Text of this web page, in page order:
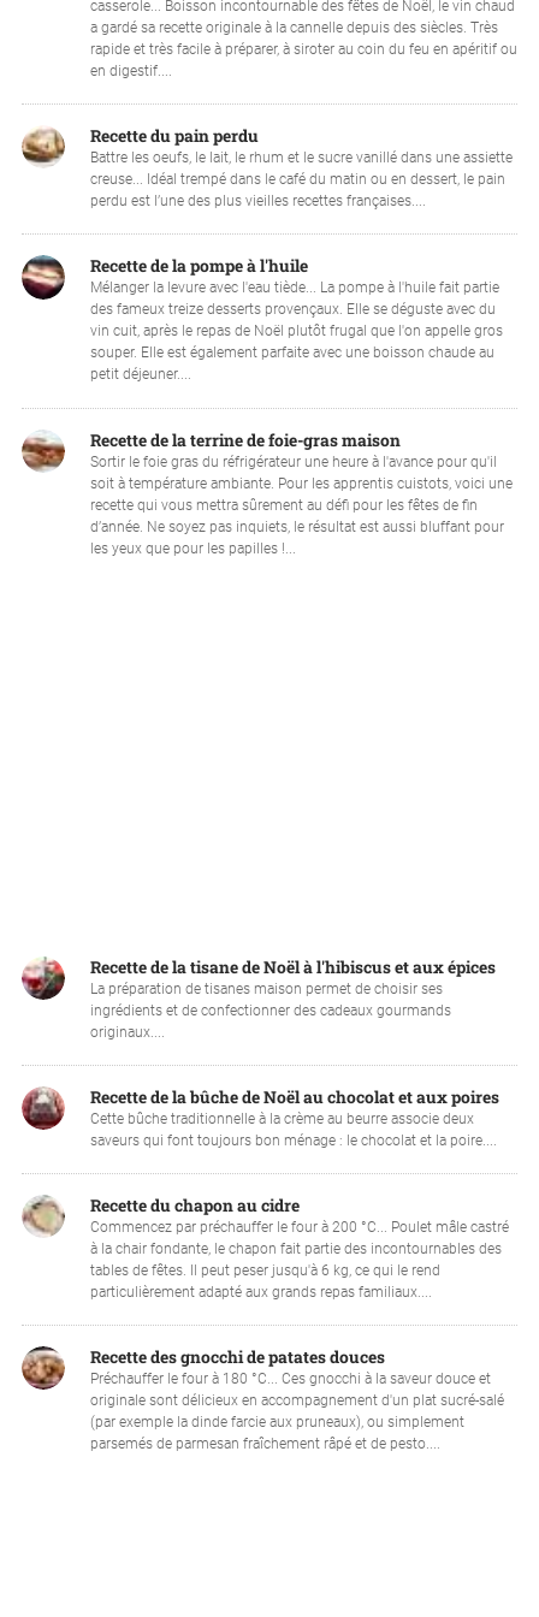
casserole... Boisson incontournable des fêtes de Noël, le vin chaud
a gardé sa recette originale à la cannelle depuis des siècles. Très
rapide et très facile à préparer, à siroter au coin du feu en apéritif ou
en digestif....
Recette du pain perdu
Battre les oeufs, le lait, le rhum et le sucre vanillé dans une assiette
creuse... Idéal trempé dans le café du matin ou en dessert, le pain
perdu est l’une des plus vieilles recettes françaises....
Recette de la pompe à l'huile
Mélanger la levure avec l'eau tiède... La pompe à l'huile fait partie
des fameux treize desserts provençaux. Elle se déguste avec du
vin cuit, après le repas de Noël plutôt frugal que l'on appelle gros
souper. Elle est également parfaite avec une boisson chaude au
petit déjeuner....
Recette de la terrine de foie-gras maison
Sortir le foie gras du réfrigérateur une heure à l'avance pour qu'il
soit à température ambiante. Pour les apprentis cuistots, voici une
recette qui vous mettra sûrement au défi pour les fêtes de fin
d’année. Ne soyez pas inquiets, le résultat est aussi bluffant pour
les yeux que pour les papilles !...
Recette de la tisane de Noël à l'hibiscus et aux épices
La préparation de tisanes maison permet de choisir ses
ingrédients et de confectionner des cadeaux gourmands
originaux....
Recette de la bûche de Noël au chocolat et aux poires
Cette bûche traditionnelle à la crème au beurre associe deux
saveurs qui font toujours bon ménage : le chocolat et la poire....
Recette du chapon au cidre
Commencez par préchauffer le four à 200 °C... Poulet mâle castré
à la chair fondante, le chapon fait partie des incontournables des
tables de fêtes. Il peut peser jusqu'à 6 kg, ce qui le rend
particulièrement adapté aux grands repas familiaux....
Recette des gnocchi de patates douces
Préchauffer le four à 180 °C... Ces gnocchi à la saveur douce et
originale sont délicieux en accompagnement d'un plat sucré-salé
(par exemple la dinde farcie aux pruneaux), ou simplement
parsemés de parmesan fraîchement râpé et de pesto....